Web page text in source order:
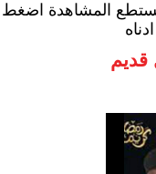
المشاهدة اضغط